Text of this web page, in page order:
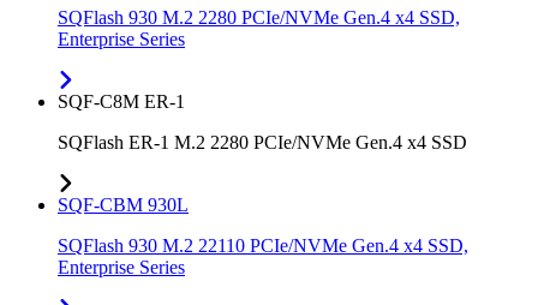
SQFlash 930 M.2 2280 PCIe/NVMe Gen.4 x4 SSD,
Enterprise Series
SQF-C8M ER-1
SQFlash ER-1 M.2 2280 PCIe/NVMe Gen.4 x4 SSD
SQF-CBM 930L
SQFlash 930 M.2 22110 PCIe/NVMe Gen.4 x4 SSD,
Enterprise Series